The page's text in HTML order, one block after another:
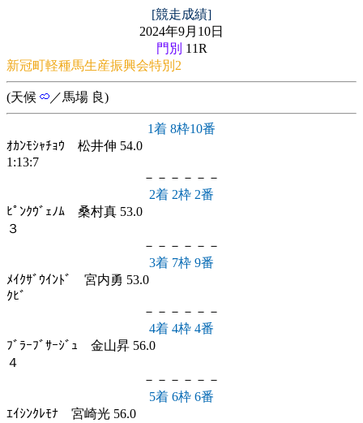
[競走成績]
2024年9月10日
門別 11R
新冠町軽種馬生産振興会特別2
(天候 ／馬場 良)
1着 8枠10番
ｵｶﾝﾓｼｬﾁｮｳ 松井伸 54.0
1:13:7
－－－－－－
2着 2枠 2番
ﾋﾟﾝｸｳﾞｪﾉﾑ 桑村真 53.0
３
－－－－－－
3着 7枠 9番
ﾒｲｸｻﾞｳｲﾝﾄﾞ 宮内勇 53.0
ｸﾋﾞ
－－－－－－
4着 4枠 4番
ﾌﾞﾗｰﾌﾞｻｰｼﾞｭ 金山昇 56.0
４
－－－－－－
5着 6枠 6番
ｴｲｼﾝｸﾚﾓﾅ 宮崎光 56.0